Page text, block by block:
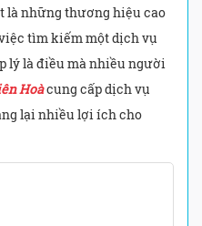
là những thương hiệu cao
tìm kiếm một dịch vụ
lý là điều mà nhiều người
Hoàcung cấp dịch vụ
lại nhiều lợi ích cho